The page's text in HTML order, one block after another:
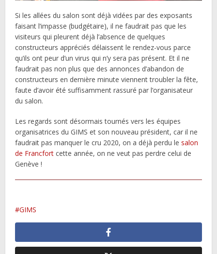
Si les allées du salon sont déjà vidées par des exposants
faisant l’impasse (budgétaire), il ne faudrait pas que les
visiteurs qui pleurent déjà l’absence de quelques
constructeurs appréciés délaissent le rendez-vous parce
qu’ils ont peur d’un virus qui n’y sera pas présent. Et il ne
faudrait pas non plus que des annonces d’abandon de
constructeurs en dernière minute viennent troubler la fête,
faute d’avoir été suffisamment rassuré par l’organisateur
du salon.
Les regards sont désormais tournés vers les équipes
organisatrices du GIMS et son nouveau président, car il ne
faudrait pas manquer le cru 2020, on a déjà perdu lesalon
de Francfort cette année, on ne veut pas perdre celui de
Genève !
GIMS